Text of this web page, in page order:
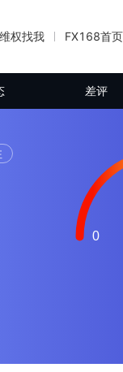
维权找我 FX168首页
差评